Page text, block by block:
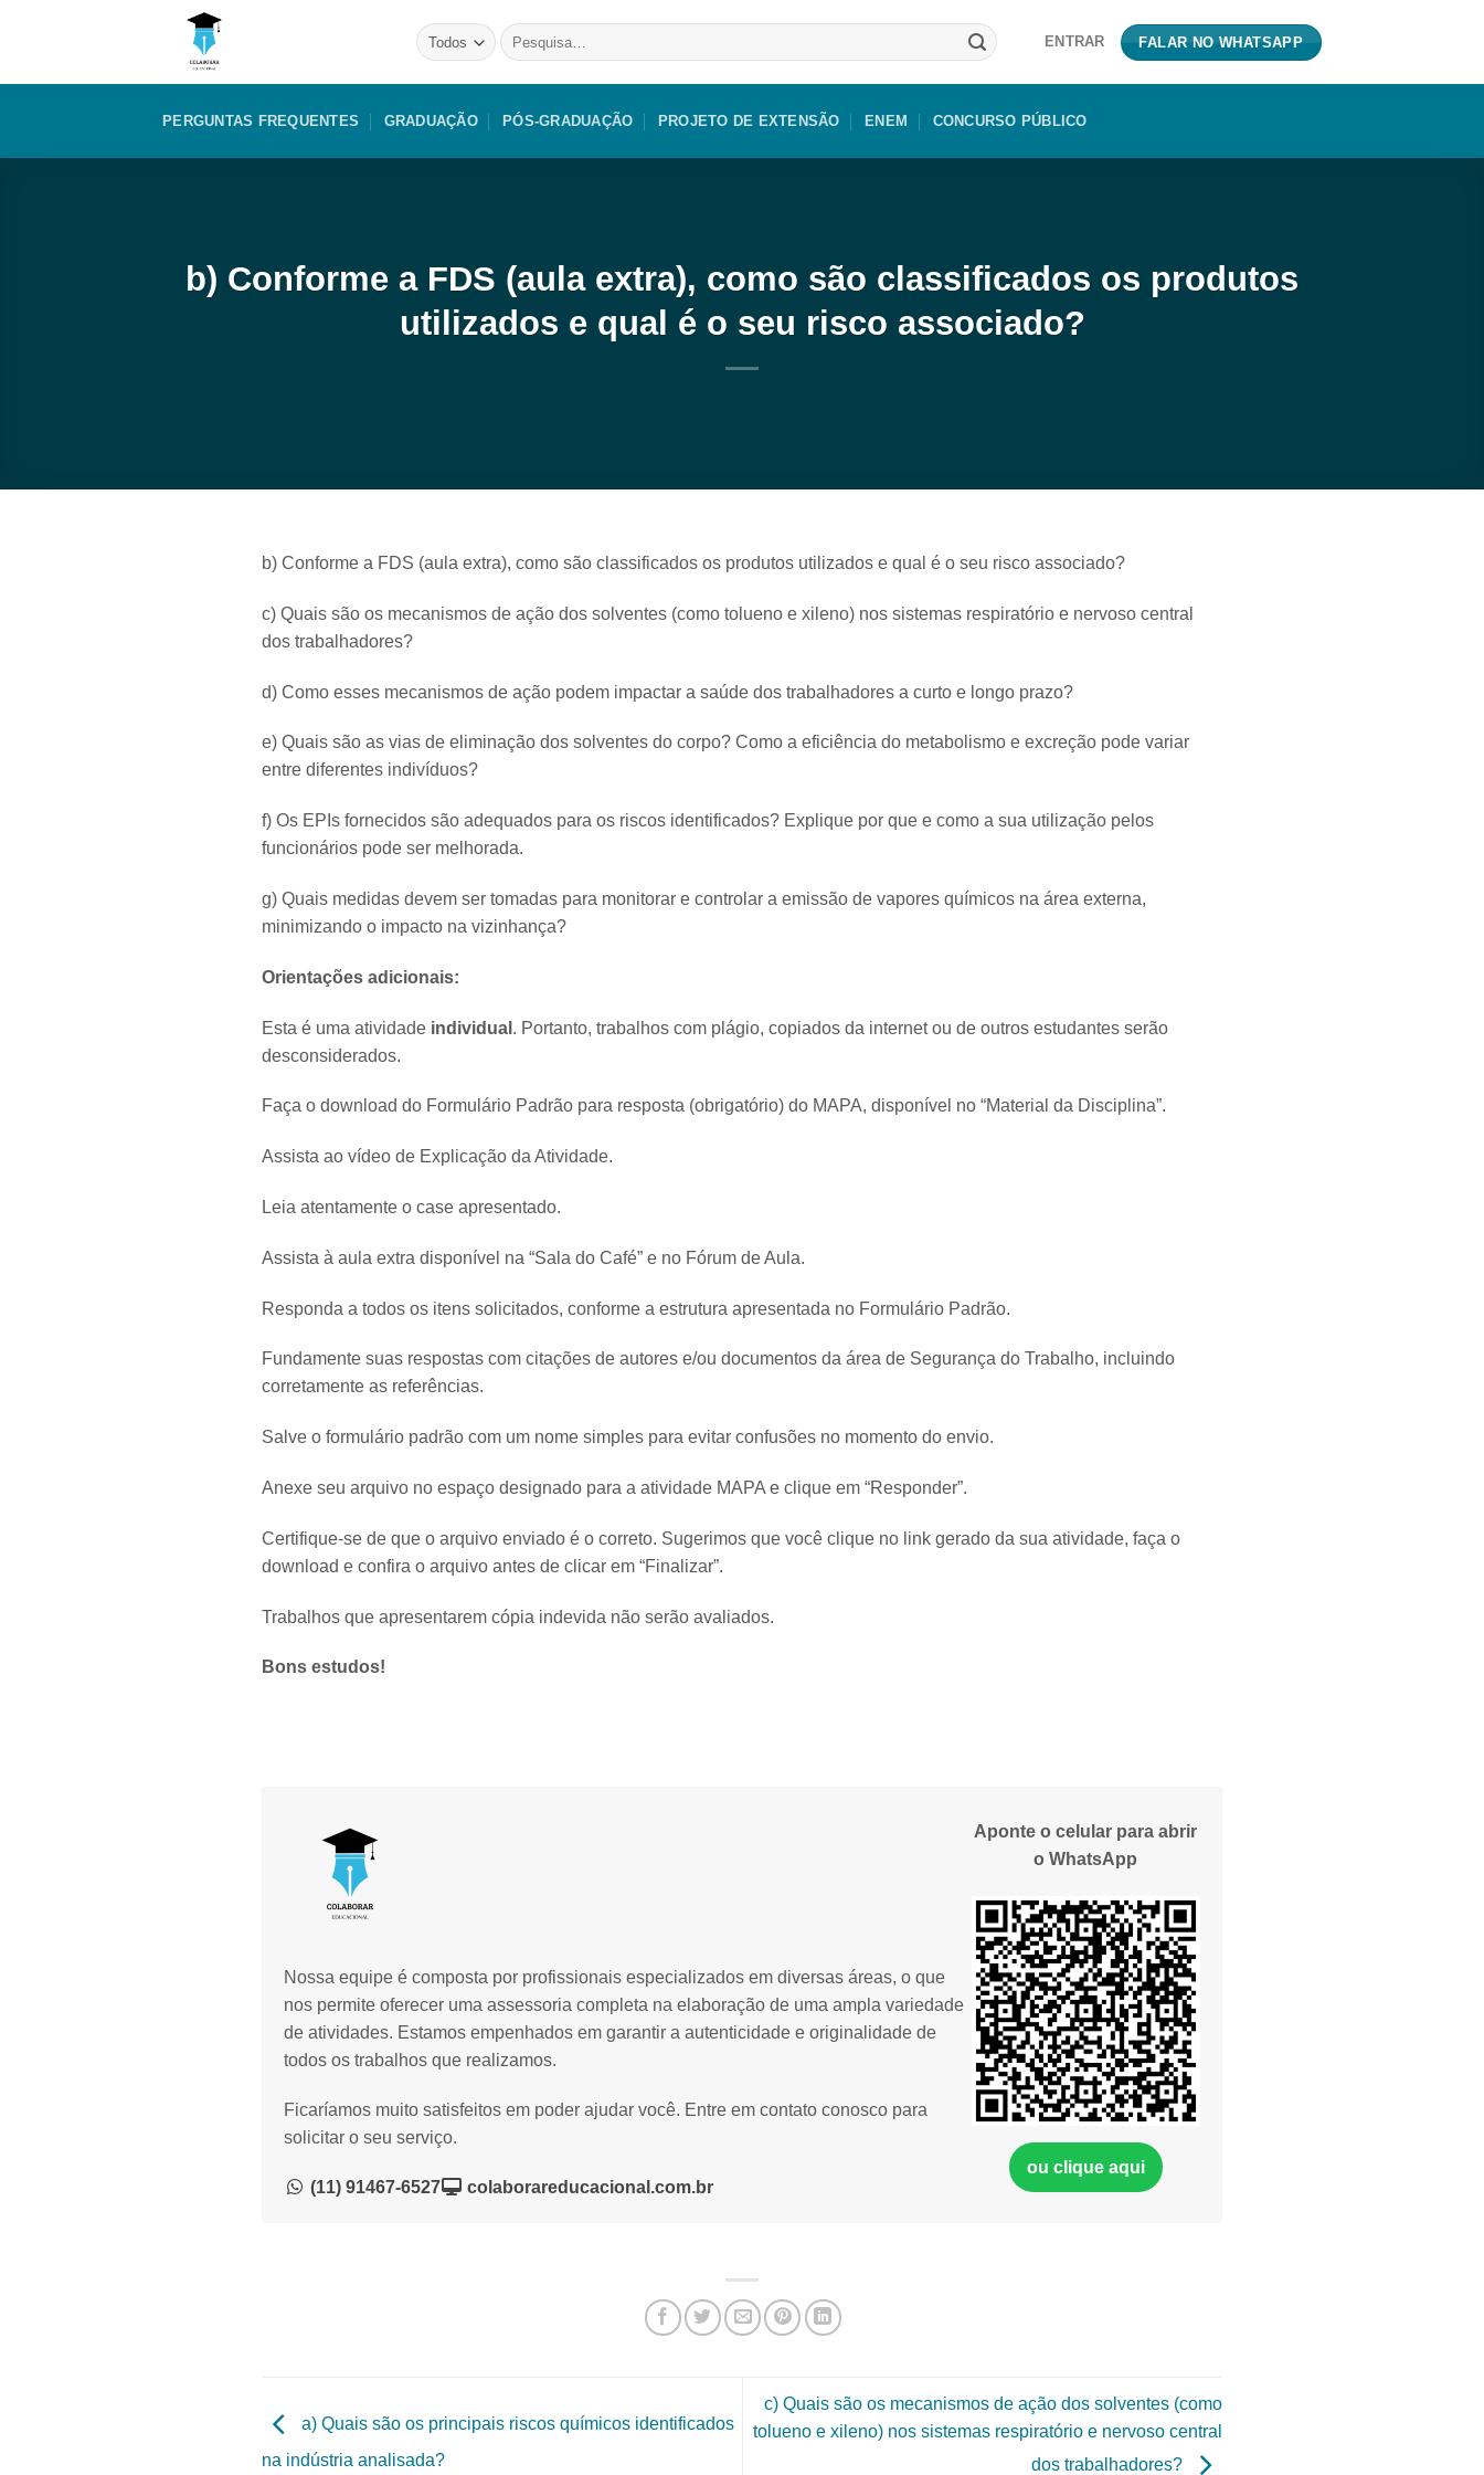
Pesquisar
por:
ENTRAR FALAR NO WHATSAPP
PERGUNTAS FREQUENTES GRADUAÇÃO PÓS-GRADUAÇÃO PROJETO DE EXTENSÃO ENEM CONCURSO PÚBLICO
b) Conforme a FDS (aula extra), como são classificados os produtos
utilizados e qual é o seu risco associado?
b) Conforme a FDS (aula extra), como são classificados os produtos utilizados e qual é o seu risco associado?
c) Quais são os mecanismos de ação dos solventes (como tolueno e xileno) nos sistemas respiratório e nervoso central
dos trabalhadores?
d) Como esses mecanismos de ação podem impactar a saúde dos trabalhadores a curto e longo prazo?
e) Quais são as vias de eliminação dos solventes do corpo? Como a eficiência do metabolismo e excreção pode variar
entre diferentes indivíduos?
f) Os EPIs fornecidos são adequados para os riscos identificados? Explique por que e como a sua utilização pelos
funcionários pode ser melhorada.
g) Quais medidas devem ser tomadas para monitorar e controlar a emissão de vapores químicos na área externa,
minimizando o impacto na vizinhança?
Orientações adicionais:
Esta é uma atividade individual . Portanto, trabalhos com plágio, copiados da internet ou de outros estudantes serão
desconsiderados.
Faça o download do Formulário Padrão para resposta (obrigatório) do MAPA, disponível no “Material da Disciplina”.
Assista ao vídeo de Explicação da Atividade.
Leia atentamente o case apresentado.
Assista à aula extra disponível na “Sala do Café” e no Fórum de Aula.
Responda a todos os itens solicitados, conforme a estrutura apresentada no Formulário Padrão.
Fundamente suas respostas com citações de autores e/ou documentos da área de Segurança do Trabalho, incluindo
corretamente as referências.
Salve o formulário padrão com um nome simples para evitar confusões no momento do envio.
Anexe seu arquivo no espaço designado para a atividade MAPA e clique em “Responder”.
Certifique-se de que o arquivo enviado é o correto. Sugerimos que você clique no link gerado da sua atividade, faça o
download e confira o arquivo antes de clicar em “Finalizar”.
Trabalhos que apresentarem cópia indevida não serão avaliados.
Bons estudos!
Nossa equipe é composta por profissionais especializados em diversas áreas, o que
nos permite oferecer uma assessoria completa na elaboração de uma ampla variedade
de atividades. Estamos empenhados em garantir a autenticidade e originalidade de
todos os trabalhos que realizamos.
Ficaríamos muito satisfeitos em poder ajudar você. Entre em contato conosco para
solicitar o seu serviço.
(11) 91467-6527 colaborareducacional.com.br
Aponte o celular para abrir
o WhatsApp
ou clique aqui
a) Quais são os principais riscos químicos identificados
na indústria analisada?
c) Quais são os mecanismos de ação dos solventes (como
tolueno e xileno) nos sistemas respiratório e nervoso central
dos trabalhadores?